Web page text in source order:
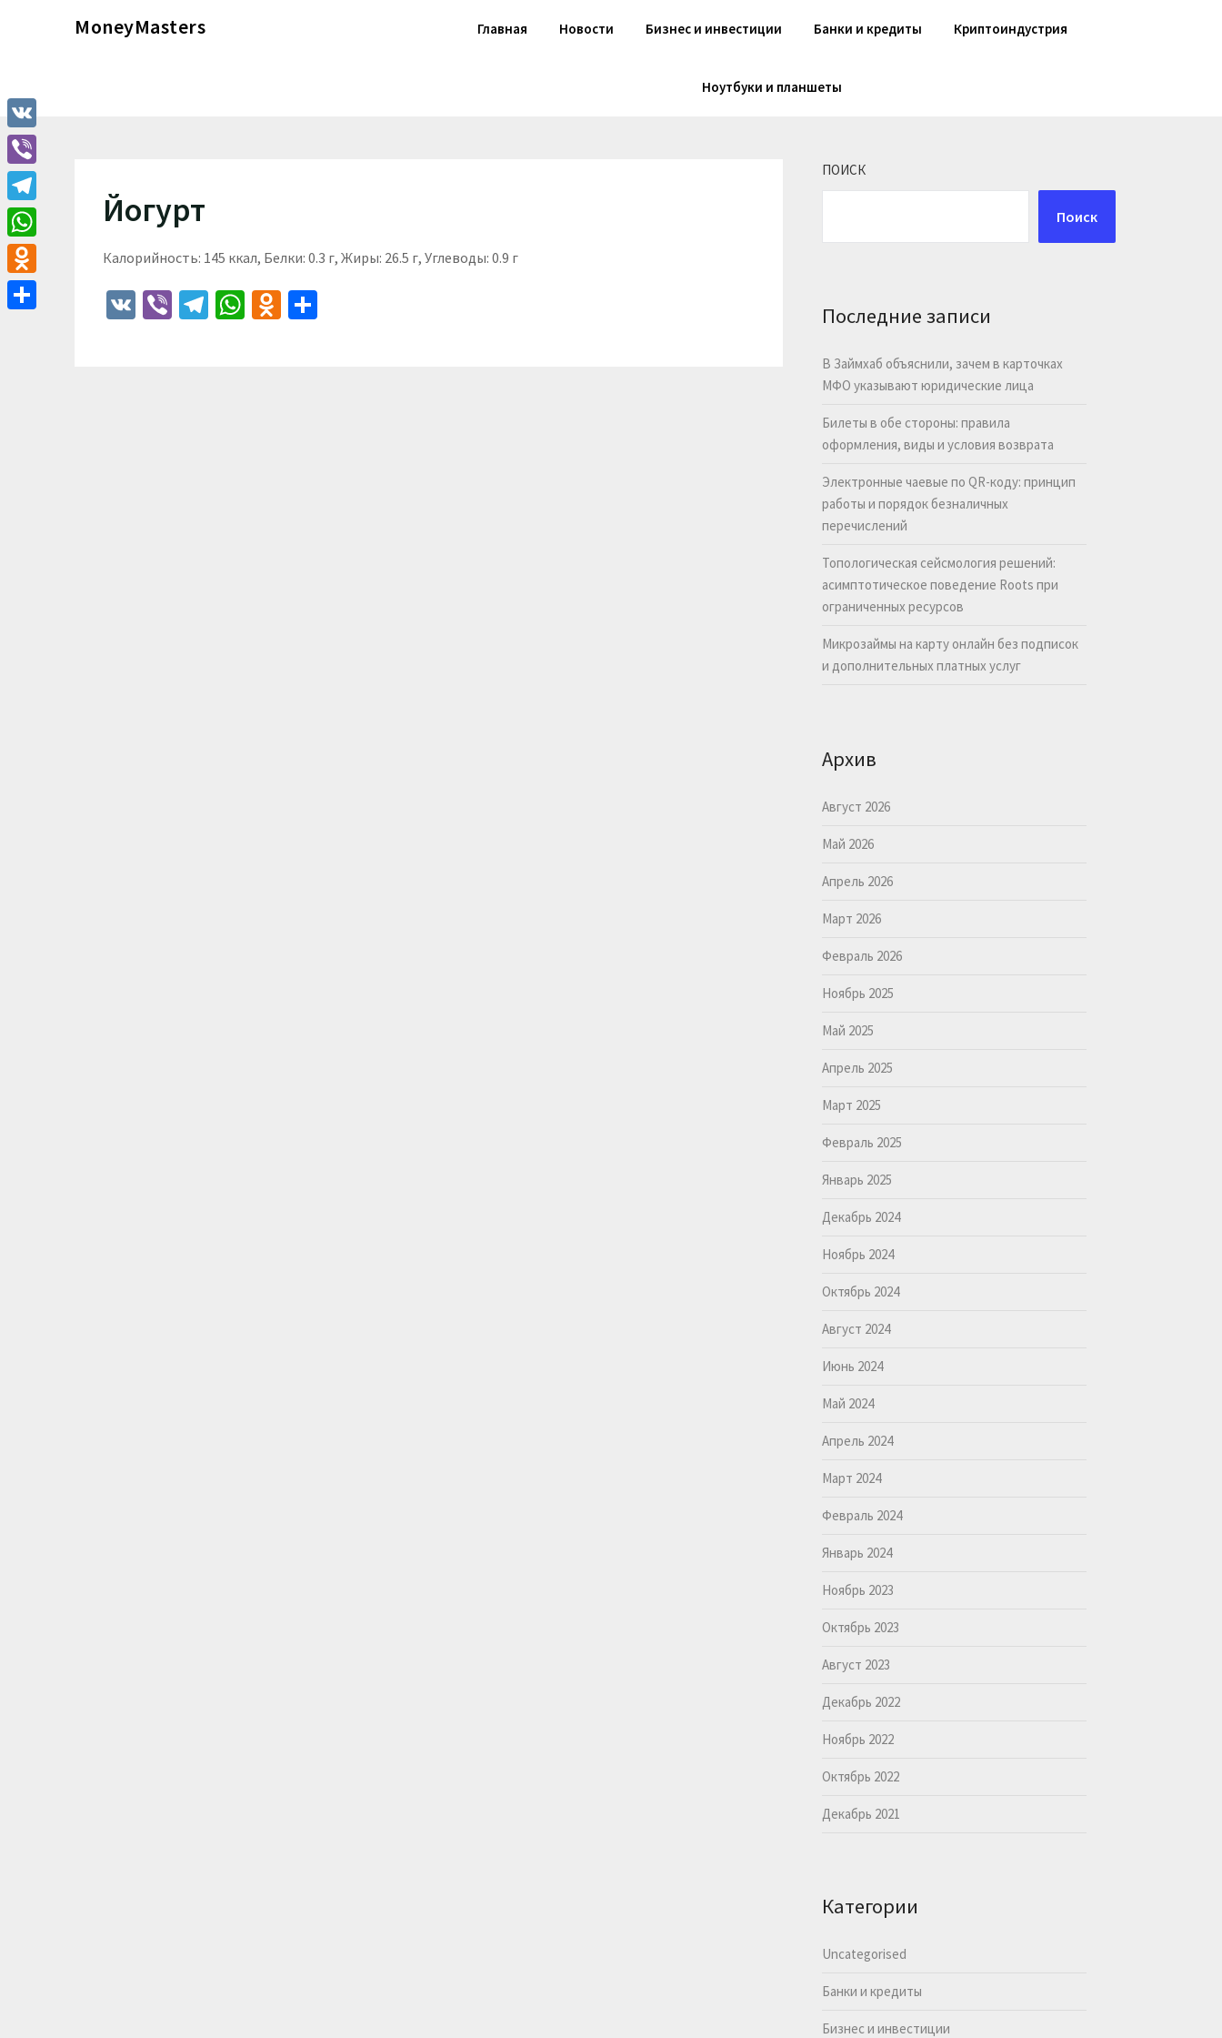
MoneyMasters Главная Новости Бизнес и инвестиции Банки и кредиты Криптоиндустрия
Ноутбуки и планшеты
Йогурт
Калорийность: 145 ккал, Белки: 0.3 г, Жиры: 26.5 г, Углеводы: 0.9 г
VK ViberTelegram
WhatsApp
Odnoklassniki
ПОИСК
Поиск
Последние записи
В Займхаб объяснили, зачем в карточках
МФО указывают юридические лица
Билеты в обе стороны: правила
оформления, виды и условия возврата
Электронные чаевые по QR-коду: принцип
работы и порядок безналичных
перечислений
Топологическая сейсмология решений:
асимптотическое поведение Roots при
ограниченных ресурсов
Микрозаймы на карту онлайн без подписок
и дополнительных платных услуг
Архив
Август 2026
Май 2026
Апрель 2026
Март 2026
Февраль 2026
Ноябрь 2025
Май 2025
Апрель 2025
Март 2025
Февраль 2025
Январь 2025
Декабрь 2024
Ноябрь 2024
Октябрь 2024
Август 2024
Июнь 2024
Май 2024
Апрель 2024
Март 2024
Февраль 2024
Январь 2024
Ноябрь 2023
Октябрь 2023
Август 2023
Декабрь 2022
Ноябрь 2022
Октябрь 2022
Декабрь 2021
Категории
Uncategorised
Банки и кредиты
Бизнес и инвестиции
VK
Viber
Telegram
WhatsApp
Odnoklassniki